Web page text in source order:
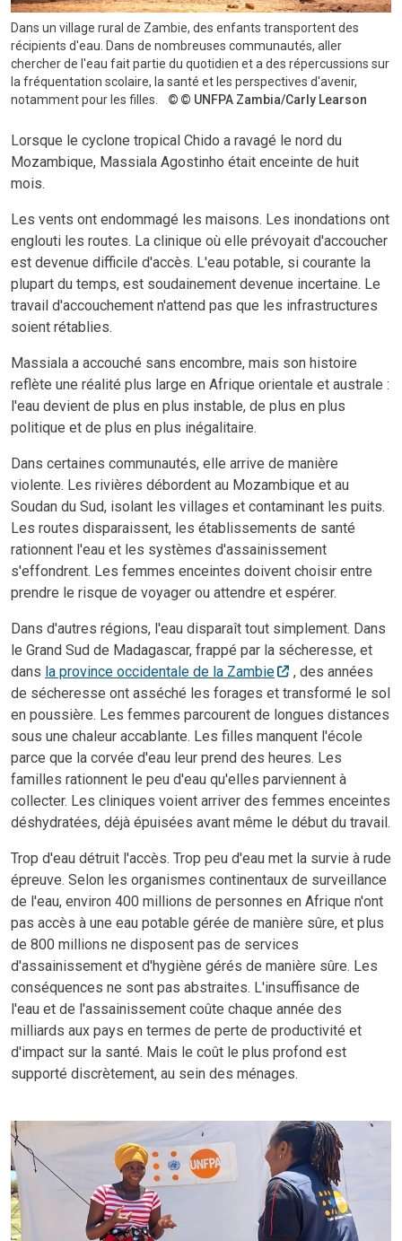
Dans un village rural de Zambie, des enfants transportent des
récipients d'eau. Dans de nombreuses communautés, aller
chercher de l'eau fait partie du quotidien et a des répercussions sur
la fréquentation scolaire, la santé et les perspectives d'avenir,
notamment pour les filles.
© UNFPA Zambia/Carly Learson
Lorsque le cyclone tropical Chido a ravagé le nord du
Mozambique, Massiala Agostinho était enceinte de huit
mois.
Les vents ont endommagé les maisons. Les inondations ont
englouti les routes. La clinique où elle prévoyait d'accoucher
est devenue difficile d'accès. L'eau potable, si courante la
plupart du temps, est soudainement devenue incertaine. Le
travail d'accouchement n'attend pas que les infrastructures
soient rétablies.
Massiala a accouché sans encombre, mais son histoire
reflète une réalité plus large en Afrique orientale et australe :
l'eau devient de plus en plus instable, de plus en plus
politique et de plus en plus inégalitaire.
Dans certaines communautés, elle arrive de manière
violente. Les rivières débordent au Mozambique et au
Soudan du Sud, isolant les villages et contaminant les puits.
Les routes disparaissent, les établissements de santé
rationnent l'eau et les systèmes d'assainissement
s'effondrent. Les femmes enceintes doivent choisir entre
prendre le risque de voyager ou attendre et espérer.
Dans d'autres régions, l'eau disparaît tout simplement. Dans
le Grand Sud de Madagascar, frappé par la sécheresse, et
dans la province occidentale de la Zambie
, des années
de sécheresse ont asséché les forages et transformé le sol
en poussière. Les femmes parcourent de longues distances
sous une chaleur accablante. Les filles manquent l'école
parce que la corvée d'eau leur prend des heures. Les
familles rationnent le peu d'eau qu'elles parviennent à
collecter. Les cliniques voient arriver des femmes enceintes
déshydratées, déjà épuisées avant même le début du travail.
Trop d'eau détruit l'accès. Trop peu d'eau met la survie à rude
épreuve. Selon les organismes continentaux de surveillance
de l'eau, environ 400 millions de personnes en Afrique n'ont
pas accès à une eau potable gérée de manière sûre, et plus
de 800 millions ne disposent pas de services
d'assainissement et d'hygiène gérés de manière sûre. Les
conséquences ne sont pas abstraites. L'insuffisance de
l'eau et de l'assainissement coûte chaque année des
milliards aux pays en termes de perte de productivité et
d'impact sur la santé. Mais le coût le plus profond est
supporté discrètement, au sein des ménages.